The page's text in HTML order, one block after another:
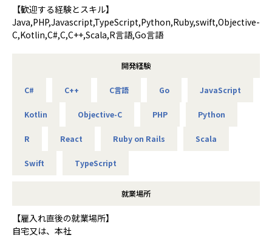
【歓迎する経験とスキル】
Java,PHP,Javascript,TypeScript,Python,Ruby,swift,Objective-
C,Kotlin,C#,C,C++,Scala,R言語,Go言語
開発経験
C# C++ C言語 Go JavaScript
Kotlin Objective-C PHP Python
R React Ruby on Rails Scala
Swift TypeScript
就業場所
【雇入れ直後の就業場所】
自宅又は、本社